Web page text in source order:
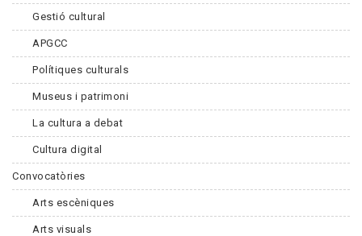
Gestió cultural
APGCC
Polítiques culturals
Museus i patrimoni
La cultura a debat
Cultura digital
Convocatòries
Arts escèniques
Arts visuals